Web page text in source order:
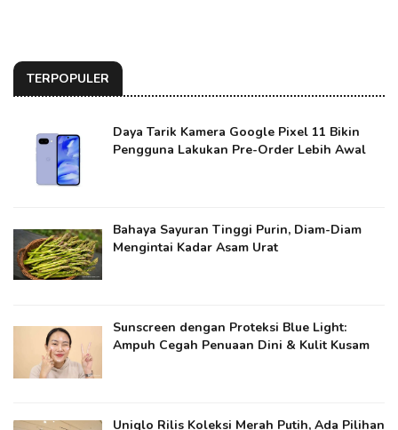
TERPOPULER
Daya Tarik Kamera Google Pixel 11 Bikin
Pengguna Lakukan Pre-Order Lebih Awal
Bahaya Sayuran Tinggi Purin, Diam-Diam
Mengintai Kadar Asam Urat
Sunscreen dengan Proteksi Blue Light:
Ampuh Cegah Penuaan Dini & Kulit Kusam
Uniqlo Rilis Koleksi Merah Putih, Ada Pilihan